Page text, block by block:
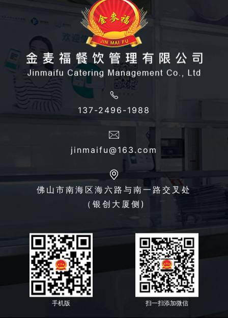
137-2496-1988
jinmaifu@163.com
佛山市南海区海六路与南一路交叉处
（银创大厦侧)
手机版 扫一扫添加微信